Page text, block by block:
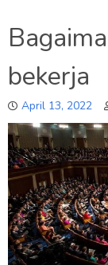
bekerja
April 13, 2022